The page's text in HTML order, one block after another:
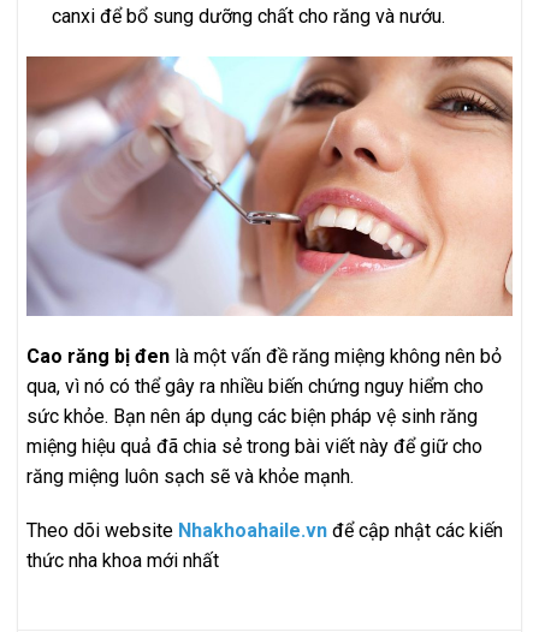
canxi để bổ sung dưỡng chất cho răng và nướu.
Cao răng bị đen là một vấn đề răng miệng không nên bỏ
qua, vì nó có thể gây ra nhiều biến chứng nguy hiểm cho
sức khỏe. Bạn nên áp dụng các biện pháp vệ sinh răng
miệng hiệu quả đã chia sẻ trong bài viết này để giữ cho
răng miệng luôn sạch sẽ và khỏe mạnh.
Theo dõi website Nhakhoahaile.vn để cập nhật các kiến
thức nha khoa mới nhất